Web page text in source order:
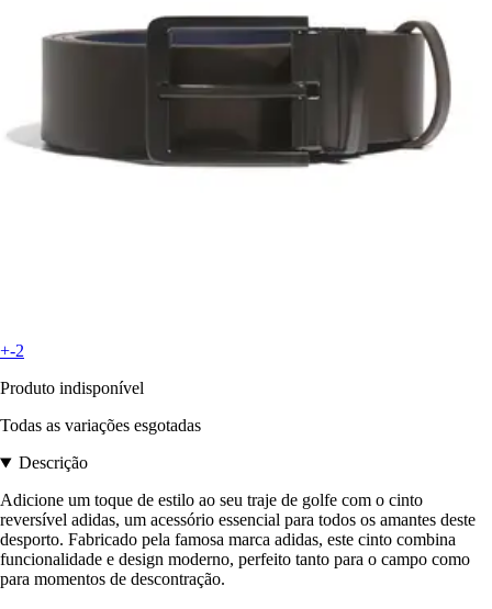
+-2
Produto indisponível
Todas as variações esgotadas
Descrição
Adicione um toque de estilo ao seu traje de golfe com o cinto
reversível adidas, um acessório essencial para todos os amantes deste
desporto. Fabricado pela famosa marca adidas, este cinto combina
funcionalidade e design moderno, perfeito tanto para o campo como
para momentos de descontração.